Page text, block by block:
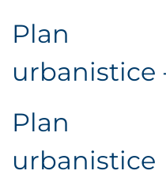
Plan
urbanistice
Plan